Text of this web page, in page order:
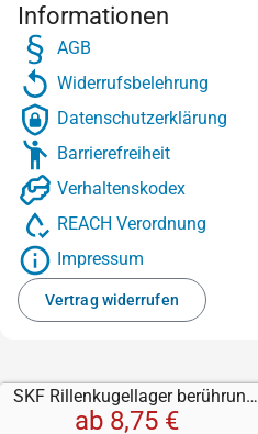
SKF Rillenkugellager berührungsfreie Dichtung
ab 8,75 €
Informationen
AGB
Widerrufsbelehrung
Datenschutzerklärung
Barrierefreiheit
Verhaltenskodex
REACH Verordnung
Impressum
Vertrag widerrufen